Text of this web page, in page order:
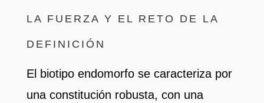
LA FUERZA Y EL RETO DE LA
DEFINICIÓN
El biotipo endomorfo se caracteriza por
una constitución robusta, con una